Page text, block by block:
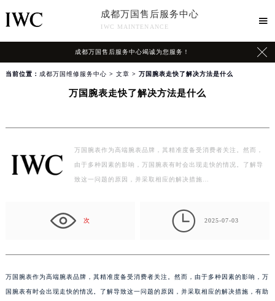
成都万国售后服务中心
IWC MAINTENANCE

成都万国售后服务中心竭诚为您服务！ 
当前位置： 成都万国维修服务中心 > 文章 > 万国腕表走快了解决方法是什么
万国腕表走快了解决方法是什么
万国腕表作为高端腕表品牌，其精准度备受消费者关注。然而，
由于多种因素的影响，万国腕表有时会出现走快的情况。了解导
致这一问题的原因，并采取相应的解决措施…
次  2025-07-03
万国腕表作为高端腕表品牌，其精准度备受消费者关注。然而，由于多种因素的影响，万
国腕表有时会出现走快的情况。了解导致这一问题的原因，并采取相应的解决措施，有助